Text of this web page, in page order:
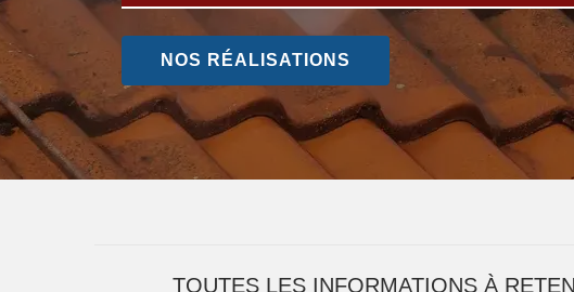
NOS RÉALISATIONS
TOUTES LES INFORMATIONS À